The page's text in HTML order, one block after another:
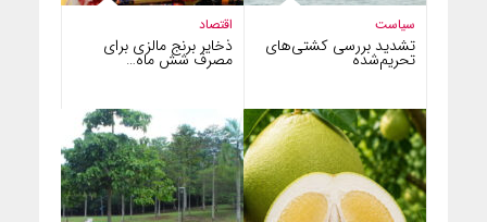
اقتصاد
ذخایر برنج مالزی برای
مصرف شش ماه…
سیاست
تشدید بررسی کشتی‌های
تحریم‌شده